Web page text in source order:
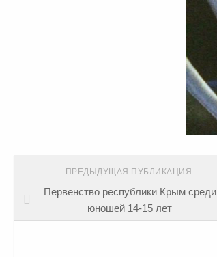
ПРЕДЫДУЩАЯ ПУБЛИКАЦИЯ
Первенство республики Крым среди
юношей 14-15 лет